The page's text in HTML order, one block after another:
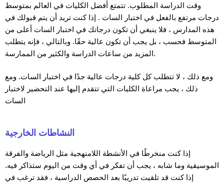
وقت الدراسة المطلوب. تتمتع أفضل الكليات في العالم بمتوسط
درجات مرتفع بالفعل في اختبار السات . إذا كنت تريد أن يتم قبولك في
هذه المدارس ، فلا ينبغي أن تكون درجاتك في اختبار السات أعلى من
المتوسط فحسب ، بل يجب أن تكون عالية حقًا. وبالتالي ، فإنه يتطلب
المزيد من ساعات الدراسة والكثير من الممارسة.
ومع ذلك ، لا تتطلب كل كلية درجات عالية جدًا في اختبار السات. ومع
ذلك ، يجب مراعاة الكليات التي تتقدم إليها عند التحضير لاختبار
السات
النشاطات الخارجية
إذا كنت منخرطًا في الأنشطة اللامنهجية مثل الرياضة والفرقة
الموسيقية وما شابه ، يجب أن تفكر في أي وقت من اليوم ستذاكر فيه.
إذا كنت قد تلقيت تدريبًا بعد الحصص الدراسية ، فقد ترغب في